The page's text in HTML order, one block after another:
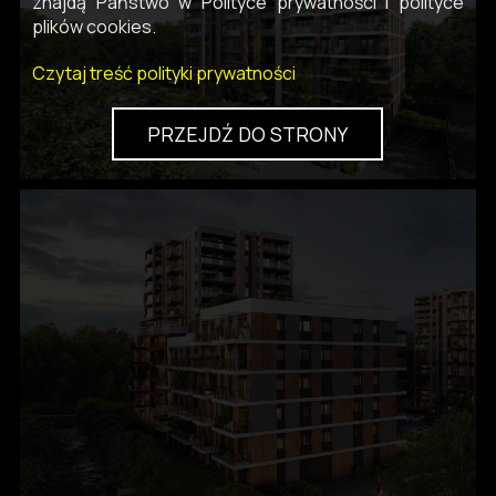
plików cookies.
Czytaj treść polityki prywatności
PRZEJDŹ DO STRONY